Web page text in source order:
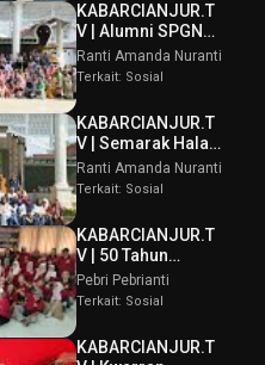
KABARCIANJUR.T
V | Alumni SPGN
Cianjur Angkatan
86 Gelar Reuni
Ranti Amanda Nuranti
Terkait: Sosial
KABARCIANJUR.T
V | Semarak Halal
Bihalal Alumni
SMAN Lintas
Ranti Amanda Nuranti
Terkait: Sosial
KABARCIANJUR.T
V | 50 Tahun
Persahabatan
Emas SMPN
Pebri Pebrianti
Terkait: Sosial
KABARCIANJUR.T